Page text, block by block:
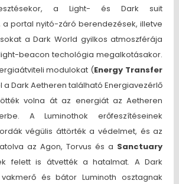
a Light- és Dark suit
portal nyitó-záró berendezések, illetve
a Dark World gyilkos atmoszférája
beacon techológia megalkotásakor.
modulokat (Energy Transfer
a Dark Aetheren található Energiavezérlő
volna át az energiát az Aetheren
A Luminothok erőfeszítéseinek
végülis áttörték a védelmet, és az
az Agon, Torvus és a Sanctuary
felett is átvették a hatalmat. A Dark
és bátor Luminoth osztagnak